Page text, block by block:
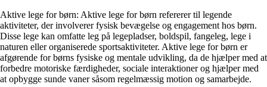
Aktive lege for børn: Aktive lege for børn refererer til legende
aktiviteter, der involverer fysisk bevægelse og engagement hos børn.
Disse lege kan omfatte leg på legepladser, boldspil, fangeleg, lege i
naturen eller organiserede sportsaktiviteter. Aktive lege for børn er
afgørende for børns fysiske og mentale udvikling, da de hjælper med at
forbedre motoriske færdigheder, sociale interaktioner og hjælper med
at opbygge sunde vaner såsom regelmæssig motion og samarbejde.